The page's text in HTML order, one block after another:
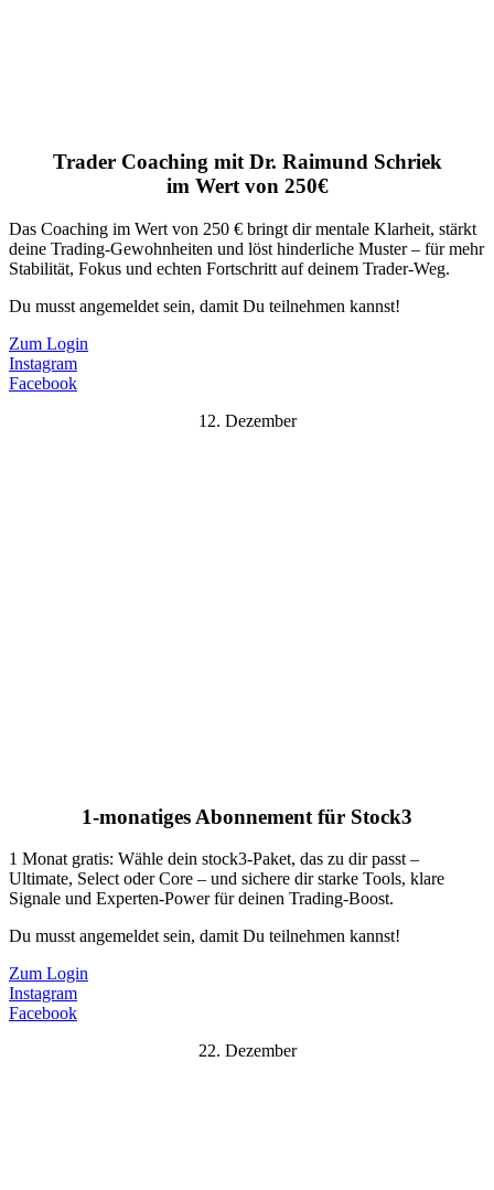
Trader Coaching mit Dr. Raimund Schriek
im Wert von 250€
Das Coaching im Wert von 250 € bringt dir mentale Klarheit, stärkt
deine Trading-Gewohnheiten und löst hinderliche Muster – für mehr
Stabilität, Fokus und echten Fortschritt auf deinem Trader-Weg.
Du musst angemeldet sein, damit Du teilnehmen kannst!
Zum Login
Instagram
Facebook
12. Dezember
1-monatiges Abonnement für Stock3
1 Monat gratis: Wähle dein stock3-Paket, das zu dir passt –
Ultimate, Select oder Core – und sichere dir starke Tools, klare
Signale und Experten-Power für deinen Trading-Boost.
Du musst angemeldet sein, damit Du teilnehmen kannst!
Zum Login
Instagram
Facebook
22. Dezember